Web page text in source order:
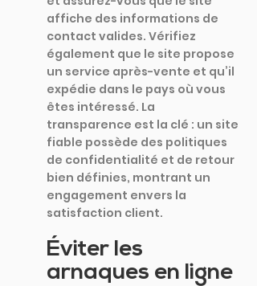
affiche des informations de
contact valides. Vérifiez
également que le site propose
un service après-vente et qu’il
expédie dans le pays où vous
êtes intéressé. La
transparence est la clé : un site
fiable possède des politiques
de confidentialité et de retour
bien définies, montrant un
engagement envers la
satisfaction client.
Éviter les
arnaques en ligne